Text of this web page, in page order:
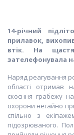
14-річний
прилавок,
втік. На
зателефонувала
Наряд реагування
області отримав
скоєння грабежу
охорони негайно
спільно з
підозрюваного.